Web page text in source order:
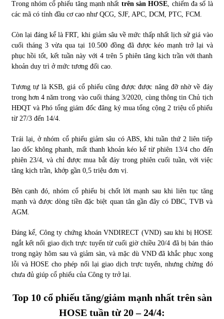
13/10/2021
Top 10 xe bán chạy nhất tháng 9/2021
13/10/2021
Trong nhóm cổ phiếu tăng mạnh nhất trên sàn HOSE, chiếm đa số là
các mã có tính đầu cơ cao như QCG, SJF, APC, DCM, PTC, FCM.
Còn lại đáng kể là FRT, khi giảm sâu về mức thấp nhất lịch sử giá vào
cuối tháng 3 vừa qua tại 10.500 đồng đã được kéo mạnh trở lại và
phục hồi tốt, kết tuần này với 4 trên 5 phiên tăng kịch trần với thanh
khoản duy trì ở mức tương đối cao.
Tương tự là KSB, giá cổ phiếu cũng được được nâng đỡ nhờ về đáy
trong hơn 4 năm trong vào cuối tháng 3/2020, cùng thông tin Chủ tịch
HĐQT và Phó tổng giám đốc đăng ký mua tổng cộng 2 triệu cổ phiếu
từ 27/3 đến 14/4.
Trái lại, ở nhóm cổ phiếu giảm sâu có ABS, khi tuần thứ 2 liên tiếp
lao dốc không phanh, mất thanh khoản kéo kể từ phiên 13/4 cho đến
phiên 23/4, và chỉ được mua bắt đáy trong phiên cuối tuần, với việc
tăng kịch trần, khớp gần 0,5 triệu đơn vị.
Bên cạnh đó, nhóm cổ phiếu bị chốt lời mạnh sau khi liên tục tăng
mạnh và được dòng tiền đặc biệt quan tân gần đây có DBC, TVB và
AGM.
Đáng kể, Công ty chứng khoán VNDIRECT (VND) sau khi bị HOSE
ngắt kết nối giao dịch trực tuyến từ cuối giờ chiều 20/4 đã bị bán tháo
trong ngày hôm sau và giảm sàn, và mặc dù VND đã khắc phục xong
lỗi và HOSE cho phép nối lại giao dịch trực tuyến, nhưng chừng đó
chưa đủ giúp cổ phiếu của Công ty trở lại.
Top 10 cổ phiếu tăng/giảm mạnh nhất trên sàn
HOSE tuần từ 20 – 24/4: